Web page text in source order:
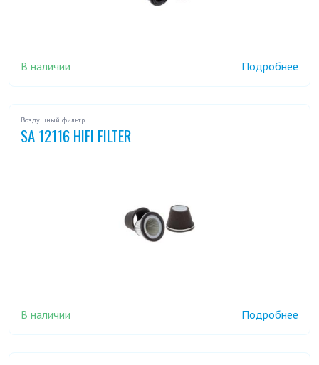
В наличии Подробнее
Воздушный фильтр
SA 12116 HIFI FILTER
В наличии Подробнее